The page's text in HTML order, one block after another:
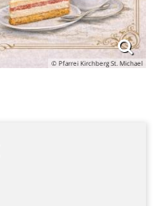
© Pfarrei Kirchberg St. Michael